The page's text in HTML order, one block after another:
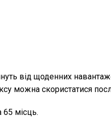
від щоденних
можна скористатися
місць.